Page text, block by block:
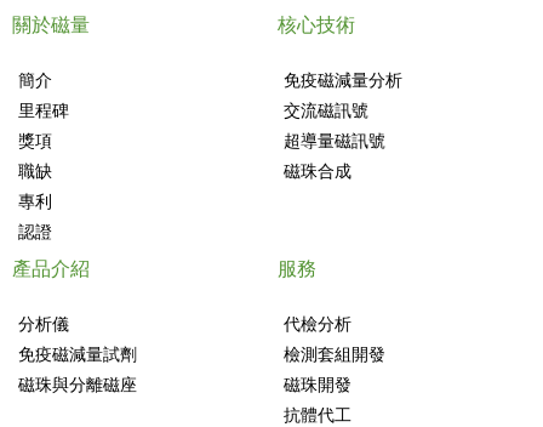
關於磁量
簡介
里程碑
獎項
職缺
專利
認證
核心技術
免疫磁減量分析
交流磁訊號
超導量磁訊號
磁珠合成
產品介紹
分析儀
免疫磁減量試劑
磁珠與分離磁座
服務
代檢分析
檢測套組開發
磁珠開發
抗體代工